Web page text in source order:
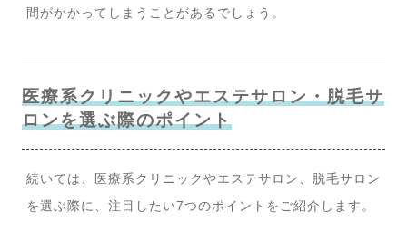
間がかかってしまうことがあるでしょう。
医療系クリニックやエステサロン・脱毛サ
ロンを選ぶ際のポイント
続いては、医療系クリニックやエステサロン、脱毛サロン
を選ぶ際に、注目したい7つのポイントをご紹介します。